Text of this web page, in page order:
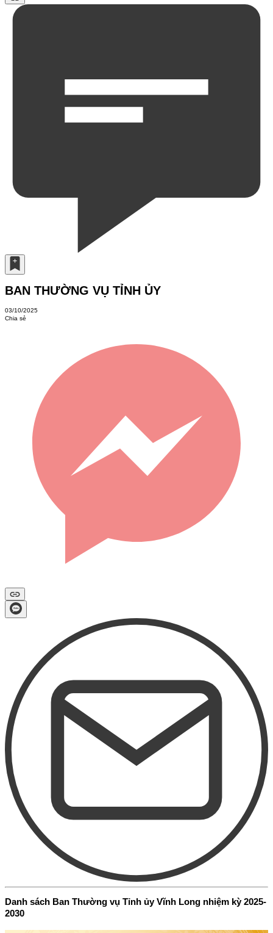
BAN THƯỜNG VỤ TỈNH ỦY
03/10/2025
Chia sẻ
Danh sách Ban Thường vụ Tỉnh ủy Vĩnh Long nhiệm kỳ 2025-
2030